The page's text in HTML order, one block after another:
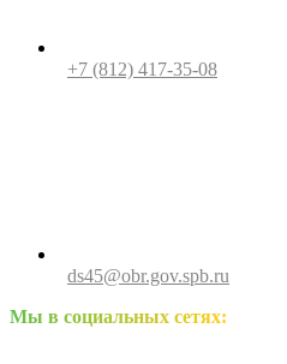
+7 (812) 417-35-08
ds45@obr.gov.spb.ru
Мы в социальных сетях: